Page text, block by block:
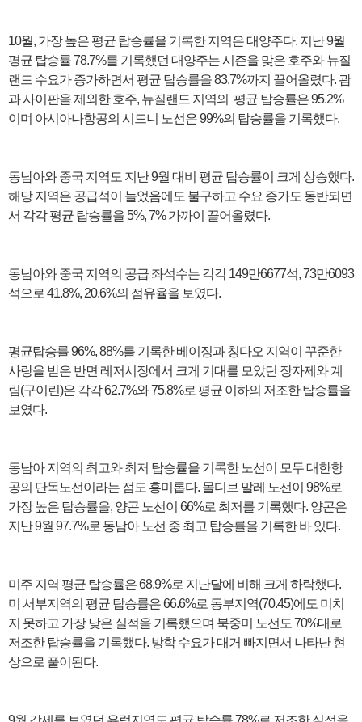
10월, 가장 높은 평균 탑승률을 기록한 지역은 대양주다. 지난 9월
평균 탑승률 78.7%를 기록했던 대양주는 시즌을 맞은 호주와 뉴질
랜드 수요가 증가하면서 평균 탑승률을 83.7%까지 끌어올렸다. 괌
과 사이판을 제외한 호주, 뉴질랜드 지역의 평균 탑승률은 95.2%
이며 아시아나항공의 시드니 노선은 99%의 탑승률을 기록했다.
동남아와 중국 지역도 지난 9월 대비 평균 탑승률이 크게 상승했다.
해당 지역은 공급석이 늘었음에도 불구하고 수요 증가도 동반되면
서 각각 평균 탑승률을 5%, 7% 가까이 끌어올렸다.
동남아와 중국 지역의 공급 좌석수는 각각 149만6677석, 73만6093
석으로 41.8%, 20.6%의 점유율을 보였다.
평균탑승률 96%, 88%를 기록한 베이징과 칭다오 지역이 꾸준한
사랑을 받은 반면 레저시장에서 크게 기대를 모았던 장자제와 계
림(구이린)은 각각 62.7%와 75.8%로 평균 이하의 저조한 탑승률을
보였다.
동남아 지역의 최고와 최저 탑승률을 기록한 노선이 모두 대한항
공의 단독노선이라는 점도 흥미롭다. 몰디브 말레 노선이 98%로
가장 높은 탑승률을, 양곤 노선이 66%로 최저를 기록했다. 양곤은
지난 9월 97.7%로 동남아 노선 중 최고 탑승률을 기록한 바 있다.
미주 지역 평균 탑승률은 68.9%로 지난달에 비해 크게 하락했다.
미 서부지역의 평균 탑승률은 66.6%로 동부지역(70.45)에도 미치
지 못하고 가장 낮은 실적을 기록했으며 북중미 노선도 70%대로
저조한 탑승률을 기록했다. 방학 수요가 대거 빠지면서 나타난 현
상으로 풀이된다.